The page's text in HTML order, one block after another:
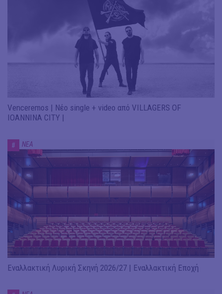
Venceremos | Νέο single + video από VILLAGERS OF
IOANNINA CITY |
# ΝΕΑ
Εναλλακτική Λυρική Σκηνή 2026/27 | Εναλλακτική Εποχή